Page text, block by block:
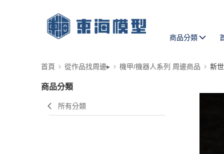
商品分類
首頁 從作品找周邊▸ 機甲/機器人系列 周邊商品 新
商品分類
所有分類